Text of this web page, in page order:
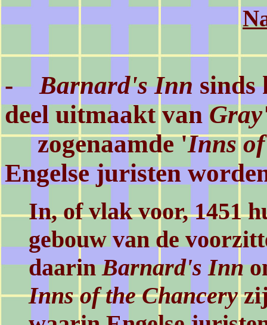
-Barnard's Inn sinds
deel uitmaakt van
zogenaamde 'Inns
Engelse juristen
In, of vlak voor, 1451
gebouw van de
daarinBarnard's Inn
Inns of the Chancery